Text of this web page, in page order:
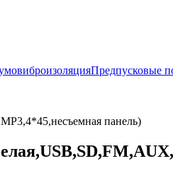
Предпусковые
панель)